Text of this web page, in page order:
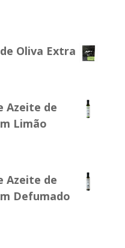
Oliva Extra
Azeite de
Limão
Azeite de
Defumado